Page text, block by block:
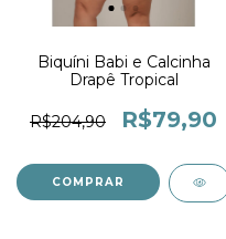
Biquíni Babi e Calcinha
Drapê Tropical
R$204,90 R$79,90
COMPRAR